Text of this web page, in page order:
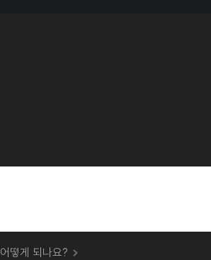
오프라인 매장에서 상품을 수령할 수 있나요?
떻게 되나요?